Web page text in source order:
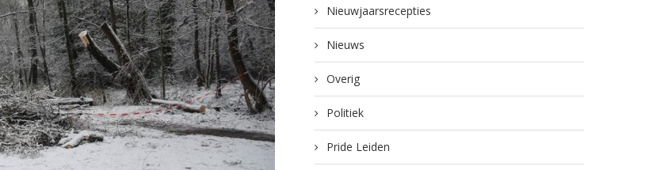
Nieuwjaarsrecepties
Nieuws
Overig
Politiek
Pride Leiden